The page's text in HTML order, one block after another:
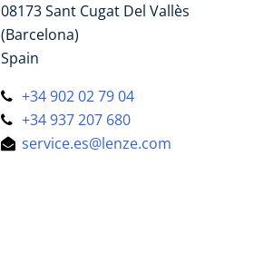
08173 Sant Cugat Del Vallès
(Barcelona)
Spain
+34 902 02 79 04
+34 937 207 680
service.es@lenze.com